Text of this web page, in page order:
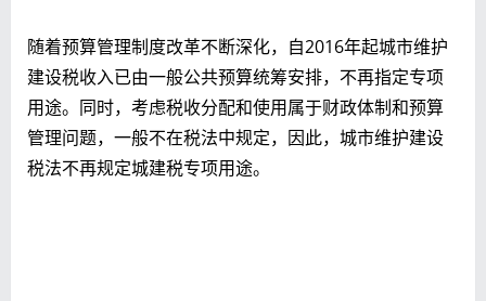
随着预算管理制度改革不断深化，自2016年起城市维护
建设税收入已由一般公共预算统筹安排，不再指定专项
用途。同时，考虑税收分配和使用属于财政体制和预算
管理问题，一般不在税法中规定，因此，城市维护建设
税法不再规定城建税专项用途。